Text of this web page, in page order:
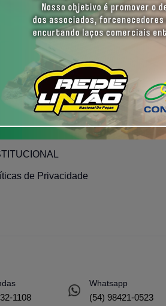
Pk/Maxion P4000/4001/S4/T
Efetue seu Login
de Privacidade
1108
Whatsapp
(54) 98421-0523